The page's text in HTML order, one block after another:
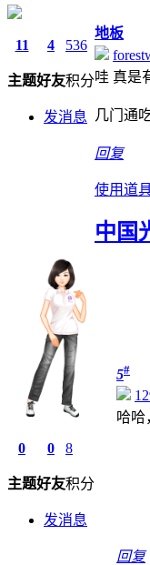
11
主题
4
好友
536
积分
发消息
地板
哇 真是
几门通
回复
使用道
中国
0
主题
0
好友
8
积分
发消息
5#
哈哈
回复